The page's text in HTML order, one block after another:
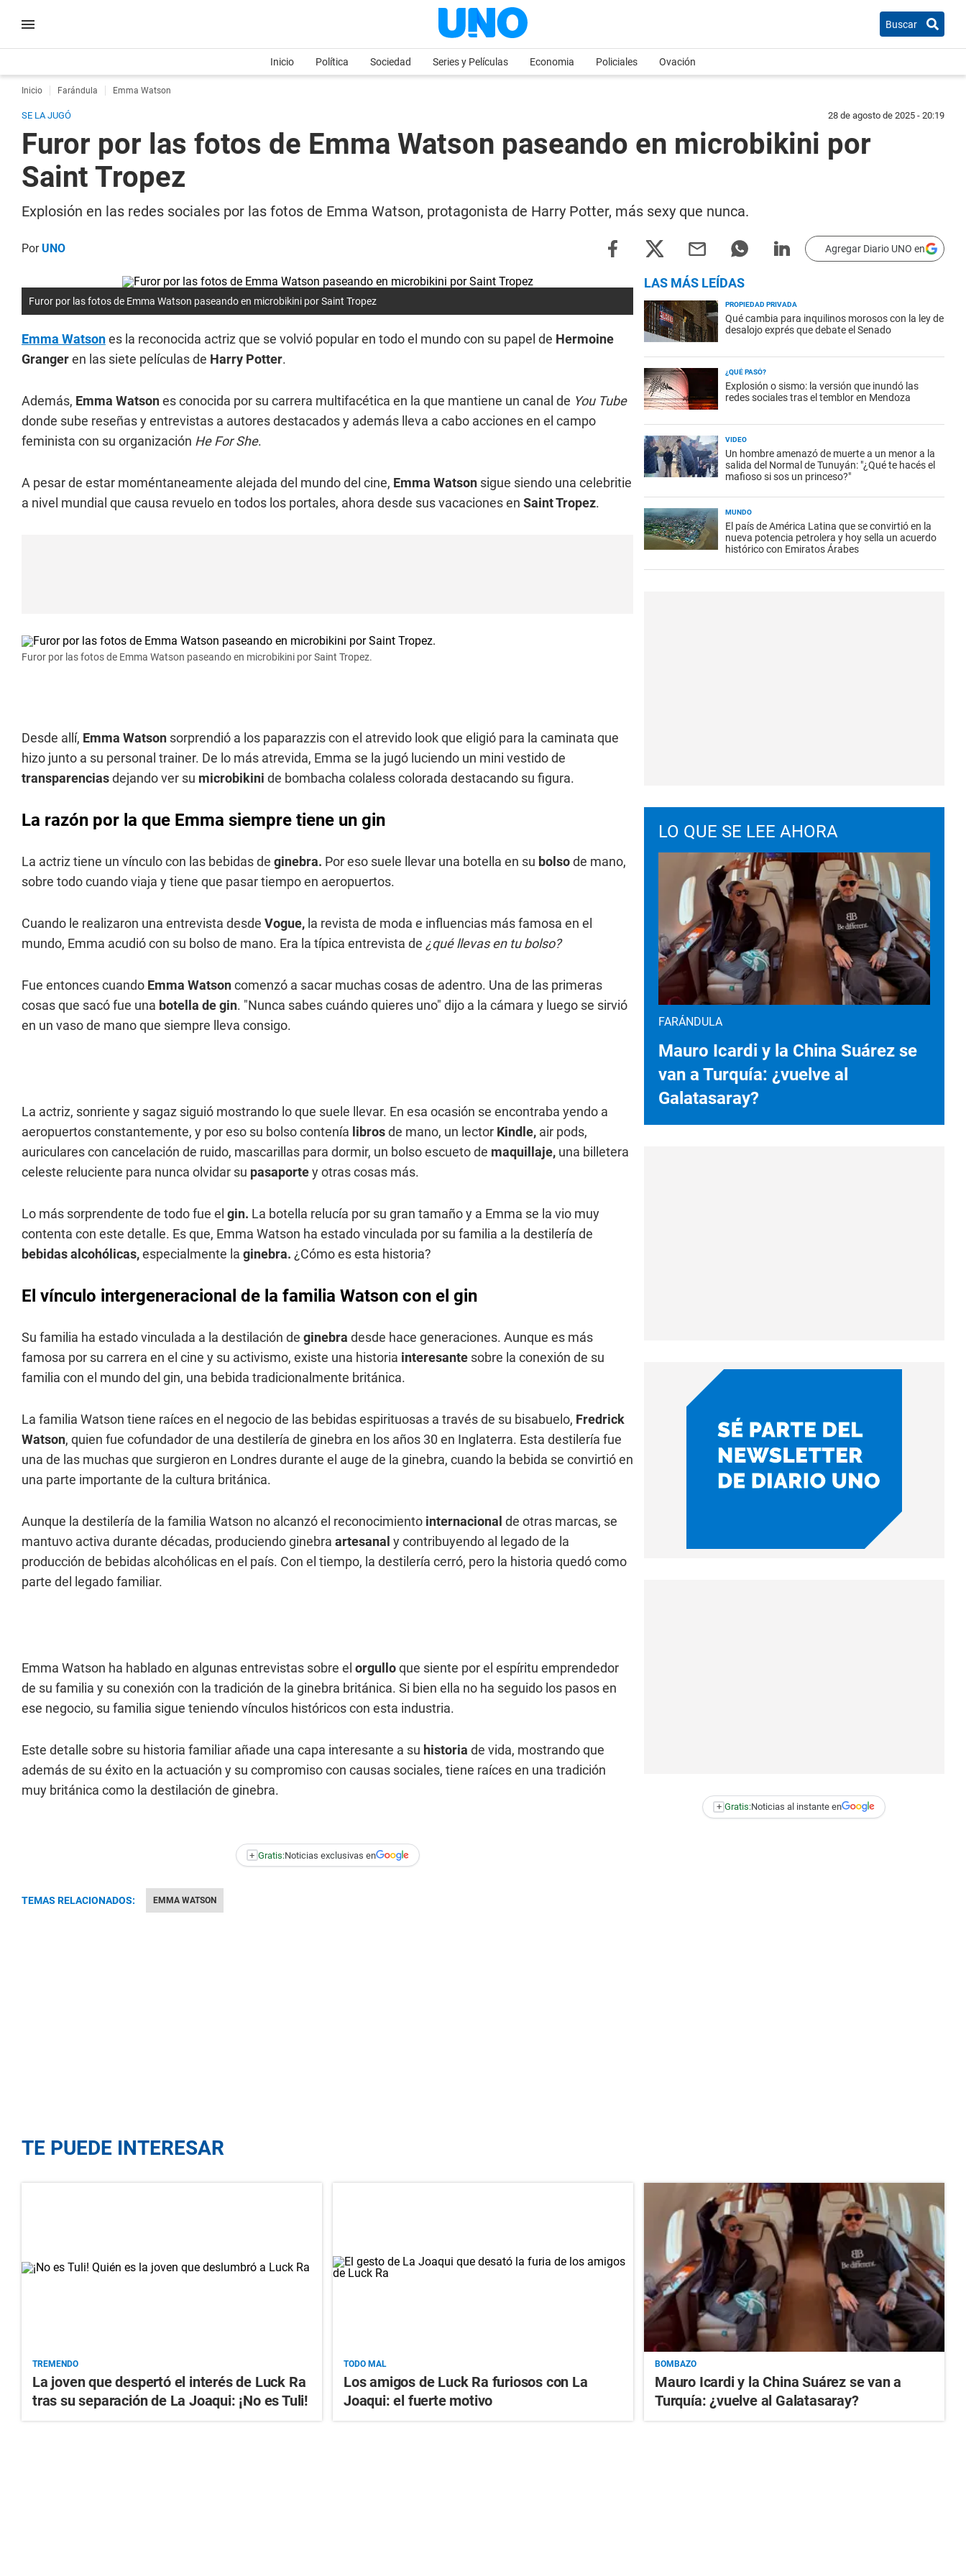
Buscar
Inicio Política Sociedad Series y Películas Economia Policiales Ovación
Inicio Farándula Emma Watson
SE LA JUGÓ 28 de agosto de 2025 - 20:19
Furor por las fotos de Emma Watson paseando en microbikini por
Saint Tropez
Explosión en las redes sociales por las fotos de Emma Watson, protagonista de Harry Potter, más sexy que nunca.
PorUNO Agregar Diario UNO en
Furor por las fotos de Emma Watson paseando en microbikini por Saint Tropez
Emma Watsones la reconocida actriz que se volvió popular en todo el mundo con su papel de Hermoine
Grangeren las siete películas de Harry Potter.
Además, Emma Watsones conocida por su carrera multifacética en la que mantiene un canal de You Tube
donde sube reseñas y entrevistas a autores destacados y además lleva a cabo acciones en el campo
feminista con su organización He For She.
A pesar de estar moméntaneamente alejada del mundo del cine, Emma Watson sigue siendo una celebritie
a nivel mundial que causa revuelo en todos los portales, ahora desde sus vacaciones en Saint Tropez.
Furor por las fotos de Emma Watson paseando en microbikini por Saint Tropez.
Desde allí, Emma Watson sorprendió a los paparazzis con el atrevido look que eligió para la caminata que
hizo junto a su personal trainer. De lo más atrevida, Emma se la jugó luciendo un mini vestido de
transparenciasdejando ver su microbikini de bombacha colaless colorada destacando su figura.
La razón por la que Emma siempre tiene un gin
La actriz tiene un vínculo con las bebidas de ginebra. Por eso suele llevar una botella en su bolsode mano,
sobre todo cuando viaja y tiene que pasar tiempo en aeropuertos.
Cuando le realizaron una entrevista desde Vogue, la revista de moda e influencias más famosa en el
mundo, Emma acudió con su bolso de mano. Era la típica entrevista de ¿qué llevas en tu bolso?
Fue entonces cuando Emma Watsoncomenzó a sacar muchas cosas de adentro. Una de las primeras
cosas que sacó fue una botella de gin. "Nunca sabes cuándo quieres uno" dijo a la cámara y luego se sirvió
en un vaso de mano que siempre lleva consigo.
La actriz, sonriente y sagaz siguió mostrando lo que suele llevar. En esa ocasión se encontraba yendo a
aeropuertos constantemente, y por eso su bolso contenía librosde mano, un lector Kindle, air pods,
auriculares con cancelación de ruido, mascarillas para dormir, un bolso escueto de maquillaje, una billetera
celeste reluciente para nunca olvidar su pasaportey otras cosas más.
Lo más sorprendente de todo fue el gin. La botella relucía por su gran tamaño y a Emma se la vio muy
contenta con este detalle. Es que, Emma Watson ha estado vinculada por su familia a la destilería de
bebidas alcohólicas,especialmente la ginebra. ¿Cómo es esta historia?
El vínculo intergeneracional de la familia Watson con el gin
Su familia ha estado vinculada a la destilación de ginebra desde hace generaciones. Aunque es más
famosa por su carrera en el cine y su activismo, existe una historia interesante sobre la conexión de su
familia con el mundo del gin, una bebida tradicionalmente británica.
La familia Watson tiene raíces en el negocio de las bebidas espirituosas a través de su bisabuelo, Fredrick
Watson, quien fue cofundador de una destilería de ginebra en los años 30 en Inglaterra. Esta destilería fue
una de las muchas que surgieron en Londres durante el auge de la ginebra, cuando la bebida se convirtió en
una parte importante de la cultura británica.
Aunque la destilería de la familia Watson no alcanzó el reconocimiento internacional de otras marcas, se
mantuvo activa durante décadas, produciendo ginebra artesanal y contribuyendo al legado de la
producción de bebidas alcohólicas en el país. Con el tiempo, la destilería cerró, pero la historia quedó como
parte del legado familiar.
Emma Watson ha hablado en algunas entrevistas sobre el orgulloque siente por el espíritu emprendedor
de su familia y su conexión con la tradición de la ginebra británica. Si bien ella no ha seguido los pasos en
ese negocio, su familia sigue teniendo vínculos históricos con esta industria.
Este detalle sobre su historia familiar añade una capa interesante a su historia de vida, mostrando que
además de su éxito en la actuación y su compromiso con causas sociales, tiene raíces en una tradición
muy británica como la destilación de ginebra.
+ Gratis:Noticias exclusivas en
TEMAS RELACIONADOS: EMMA WATSON
LAS MÁS LEÍDAS
PROPIEDAD PRIVADA
Qué cambia para inquilinos morosos con la ley de
desalojo exprés que debate el Senado
¿QUÉ PASÓ?
Explosión o sismo: la versión que inundó las
redes sociales tras el temblor en Mendoza
VIDEO
Un hombre amenazó de muerte a un menor a la
salida del Normal de Tunuyán: "¿Qué te hacés el
mafioso si sos un princeso?"
MUNDO
El país de América Latina que se convirtió en la
nueva potencia petrolera y hoy sella un acuerdo
histórico con Emiratos Árabes
LO QUE SE LEE AHORA
FARÁNDULA
Mauro Icardi y la China Suárez se
van a Turquía: ¿vuelve al
Galatasaray?
+ Gratis:Noticias al instante en
TE PUEDE INTERESAR
TREMENDO
La joven que despertó el interés de Luck Ra
tras su separación de La Joaqui: ¡No es Tuli!
TODO MAL
Los amigos de Luck Ra furiosos con La
Joaqui: el fuerte motivo
BOMBAZO
Mauro Icardi y la China Suárez se van a
Turquía: ¿vuelve al Galatasaray?